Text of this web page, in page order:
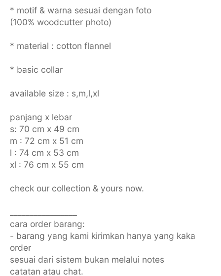
* motif & warna sesuai dengan foto
(100% woodcutter photo)
* material : cotton flannel
* basic collar
available size : s,m,l,xl
panjang x lebar
s: 70 cm x 49 cm
m : 72 cm x 51 cm
l : 74 cm x 53 cm
xl : 76 cm x 55 cm
check our collection & yours now.
cara order barang:
- barang yang kami kirimkan hanya yang kaka
order
sesuai dari sistem bukan melalui notes
catatan atau chat.